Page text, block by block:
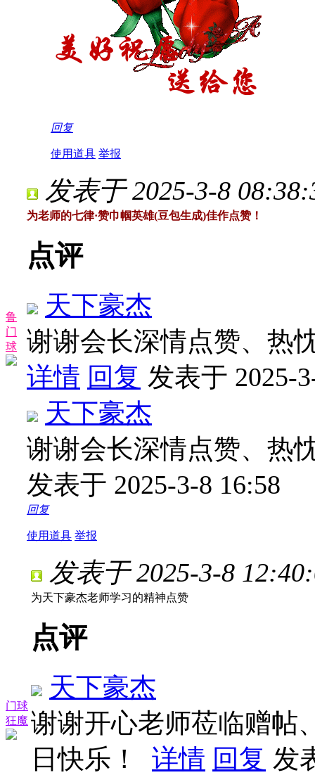
回复
使用道具 举报
鲁
门
球
发表于 2025-3-8
为老师的七律·赞巾帼英雄(豆包生成)佳作点赞！
点评
天下豪杰
谢谢会长深情点赞、热
详情 回复 发表于 2025-
天下豪杰
谢谢会长深情点赞、热
发表于 2025-3-8 16:58
回复
使用道具 举报
门球
狂魔
发表于 2025-3-8
为天下豪杰老师学习的精神点赞
点评
天下豪杰
谢谢开心老师莅临赠帖
日快乐！ 详情 回复 发